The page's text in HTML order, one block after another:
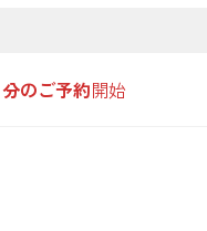
のご予約開始